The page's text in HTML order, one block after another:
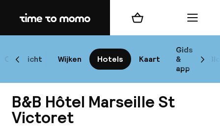
Home
Overzicht Wijken Hotels Kaart
Gids
&
app
Scroll naar links
Winkelmand Menu
B&B Hôtel Marseille St
Victoret